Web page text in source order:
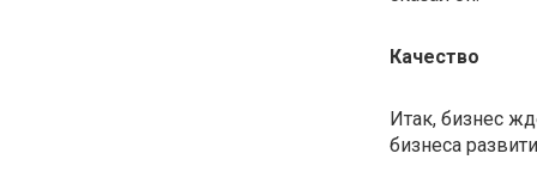
Качество
Итак, бизнес
бизнеса